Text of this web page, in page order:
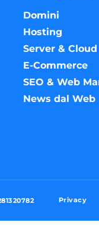
Domini
Hosting
Server & Cloud
E-Commerce
SEO & Web
News dal Web
Privacy